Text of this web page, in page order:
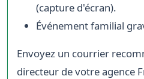
(capture d'écran).
Événement familial
Envoyez un courrier
directeur de votre agence